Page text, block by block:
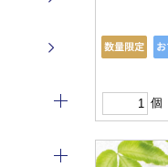
個